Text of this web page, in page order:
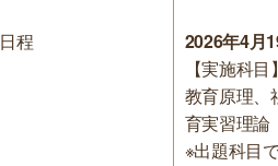
程
2026年4月
【実施科目】
教育原理、
育実習理論
※出題科目